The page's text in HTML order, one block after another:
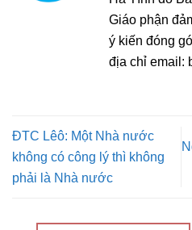
Giáo phận
ý kiến đóng
địa chỉ email:
ĐTC Lêô: Một Nhà nước
không có công lý thì không
phải là Nhà nước